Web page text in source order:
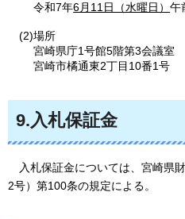
令和7年6月11日（水曜日）午
(2)場所
宮崎県庁1号館5階第3会議室
宮崎市橘通東2丁目10番1号
9.入札保証金
入札保証金については、宮崎県
2号）第100条の規定による。